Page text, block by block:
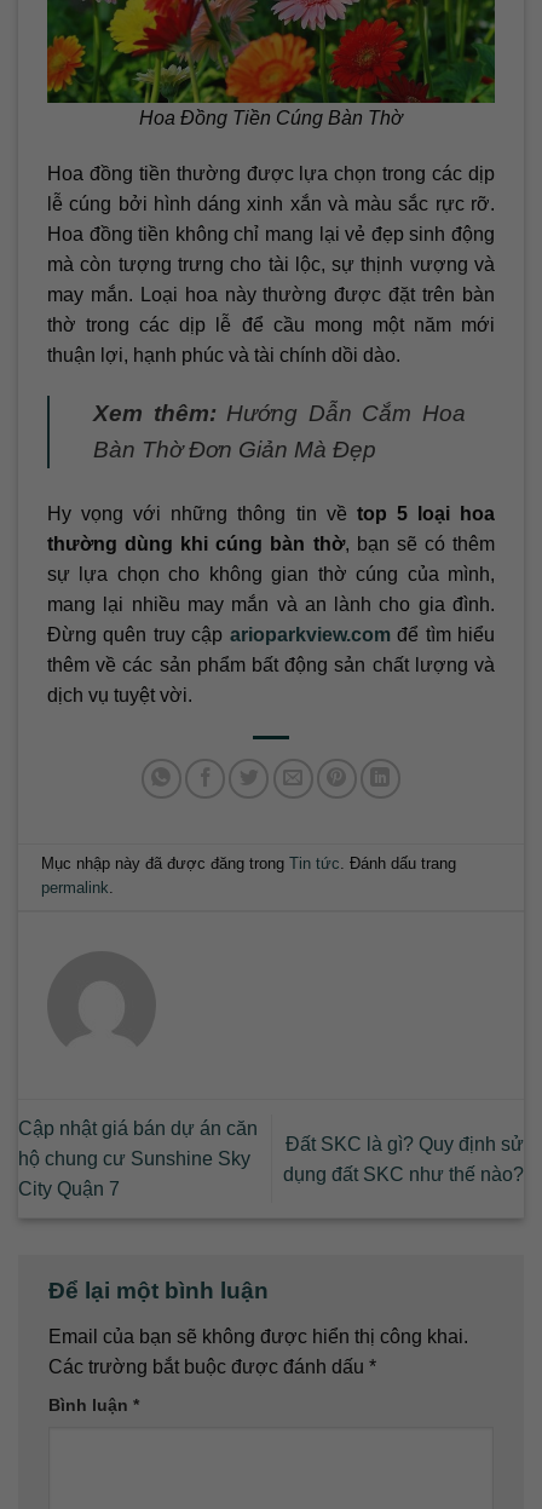
Hoa Đồng Tiền Cúng Bàn Thờ
Hoa đồng tiền thường được lựa chọn trong các dịp
lễ cúng bởi hình dáng xinh xắn và màu sắc rực rỡ.
Hoa đồng tiền không chỉ mang lại vẻ đẹp sinh động
mà còn tượng trưng cho tài lộc, sự thịnh vượng và
may mắn. Loại hoa này thường được đặt trên bàn
thờ trong các dịp lễ để cầu mong một năm mới
thuận lợi, hạnh phúc và tài chính dồi dào.
Xem thêm: Hướng Dẫn Cắm Hoa
Bàn Thờ Đơn Giản Mà Đẹp
Hy vọng với những thông tin về top 5 loại hoa
thường dùng khi cúng bàn thờ, bạn sẽ có thêm
sự lựa chọn cho không gian thờ cúng của mình,
mang lại nhiều may mắn và an lành cho gia đình.
Đừng quên truy cập arioparkview.com để tìm hiểu
thêm về các sản phẩm bất động sản chất lượng và
dịch vụ tuyệt vời.
Mục nhập này đã được đăng trongTin tức. Đánh dấu trang
permalink.
Cập nhật giá bán dự án căn
hộ chung cư Sunshine Sky
City Quận 7
Đất SKC là gì? Quy định sử
dụng đất SKC như thế nào?
Để lại một bình luận
Email của bạn sẽ không được hiển thị công khai.
Các trường bắt buộc được đánh dấu *
Bình luận *